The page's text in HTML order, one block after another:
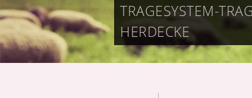
TRAGESYSTEM-
HERDECKE